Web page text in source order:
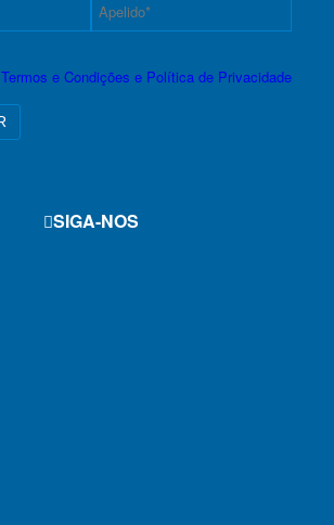
Termos e Condições e Política de Privacidade
SIGA-NOS